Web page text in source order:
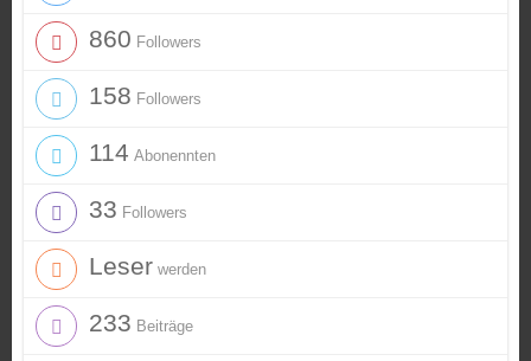
860 Followers
158 Followers
114 Abonennten
33 Followers
Leser werden
233 Beiträge